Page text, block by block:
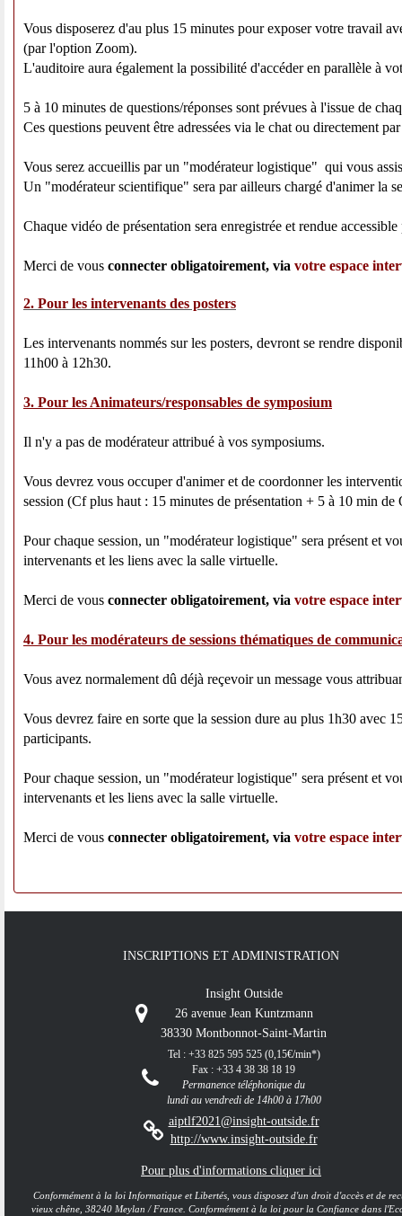
Vous disposerez d'au plus 15 minutes pour exposer votre travail
(par l'option Zoom).
L'auditoire aura également la possibilité d'accéder en parallèle à
5 à 10 minutes de questions/réponses sont prévues à l'issue de
Ces questions peuvent être adressées via le chat ou directement
Vous serez accueillis par un "modérateur logistique" qui vous
Un "modérateur scientifique" sera par ailleurs chargé d'animer la
Chaque vidéo de présentation sera enregistrée et rendue
Merci de vous connecter obligatoirement, via votre espace
2. Pour les intervenants des posters
Les intervenants nommés sur les posters, devront se rendre
11h00 à 12h30.
3. Pour les Animateurs/responsables de symposium
Il n'y a pas de modérateur attribué à vos symposiums.
Vous devrez vous occuper d'animer et de coordonner les
session (Cf plus haut : 15 minutes de présentation + 5 à 10 min de
Pour chaque session, un "modérateur logistique" sera présent et
intervenants et les liens avec la salle virtuelle.
Merci de vous connecter obligatoirement, via votre espace
4. Pour les modérateurs de sessions thématiques de
Vous avez normalement dû déjà reçevoir un message vous
Vous devrez faire en sorte que la session dure au plus 1h30 avec
participants.
Pour chaque session, un "modérateur logistique" sera présent et
intervenants et les liens avec la salle virtuelle.
Merci de vous connecter obligatoirement, via votre espace
INSCRIPTIONS ET ADMINISTRATION
Insight Outside
26 avenue Jean Kuntzmann
38330 Montbonnot-Saint-Martin
Tel : +33 825 595 525 (0,15€/min*)
Fax : +33 4 38 38 18 19
Permanence téléphonique du
lundi au vendredi de 14h00 à 17h00
aiptlf2021@insight-outside.fr
http://www.insight-outside.fr
Pour plus d'informations cliquer ici​
Conformément à la loi Informatique et Libertés, vous disposez d'un droit d'accès et de
vieux chêne, 38240 Meylan / France. Conformément à la loi pour la Confiance dans